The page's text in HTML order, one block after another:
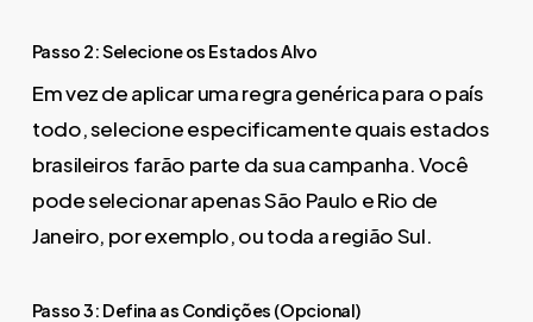
Passo 2: Selecione os Estados Alvo
Em vez de aplicar uma regra genérica para o país
todo, selecione especificamente quais estados
brasileiros farão parte da sua campanha. Você
pode selecionar apenas São Paulo e Rio de
Janeiro, por exemplo, ou toda a região Sul.
Passo 3: Defina as Condições (Opcional)